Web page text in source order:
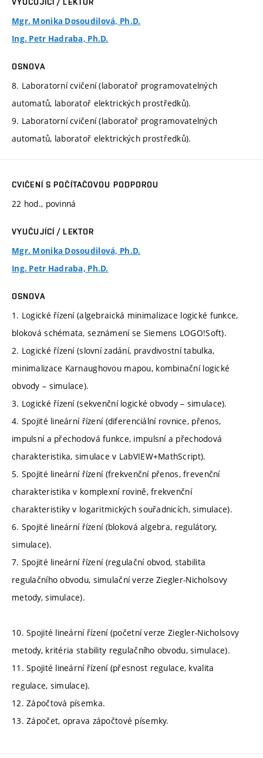
VYUČUJÍCÍ / LEKTOR
Mgr. Monika Dosoudilová, Ph.D.
Ing. Petr Hadraba, Ph.D.
OSNOVA
8. Laboratorní cvičení (laboratoř programovatelných
automatů, laboratoř elektrických prostředků).
9. Laboratorní cvičení (laboratoř programovatelných
automatů, laboratoř elektrických prostředků).
CVIČENÍ S POČÍTAČOVOU PODPOROU
22 hod., povinná
VYUČUJÍCÍ / LEKTOR
Mgr. Monika Dosoudilová, Ph.D.
Ing. Petr Hadraba, Ph.D.
OSNOVA
1. Logické řízení (algebraická minimalizace logické funkce,
bloková schémata, seznámení se Siemens LOGO!Soft).
2. Logické řízení (slovní zadání, pravdivostní tabulka,
minimalizace Karnaughovou mapou, kombinační logické
obvody – simulace).
3. Logické řízení (sekvenční logické obvody – simulace).
4. Spojité lineární řízení (diferenciální rovnice, přenos,
impulsní a přechodová funkce, impulsní a přechodová
charakteristika, simulace v LabVIEW+MathScript).
5. Spojité lineární řízení (frekvenční přenos, frevenční
charakteristika v komplexní rovině, frekvenční
charakteristiky v logaritmických souřadnicích, simulace).
6. Spojité lineární řízení (bloková algebra, regulátory,
simulace).
7. Spojité lineární řízení (regulační obvod, stabilita
regulačního obvodu, simulační verze Ziegler-Nicholsovy
metody, simulace).
10. Spojité lineární řízení (početní verze Ziegler-Nicholsovy
metody, kritéria stability regulačního obvodu, simulace).
11. Spojité lineární řízení (přesnost regulace, kvalita
regulace, simulace).
12. Zápočtová písemka.
13. Zápočet, oprava zápočtové písemky.